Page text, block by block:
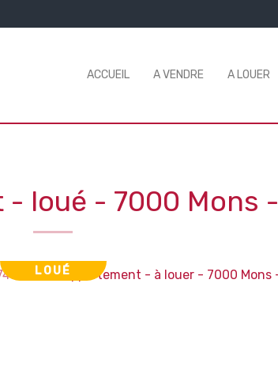
ACCUEIL A VENDRE A LOUER
- loué - 7000 Mons -
LOUÉ